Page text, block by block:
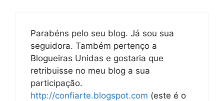
Parabéns pelo seu blog. Já sou sua
seguidora. Também pertenço a
Blogueiras Unidas e gostaria que
retribuisse no meu blog a sua
participação.
http://confiarte.blogspot.com (este é o